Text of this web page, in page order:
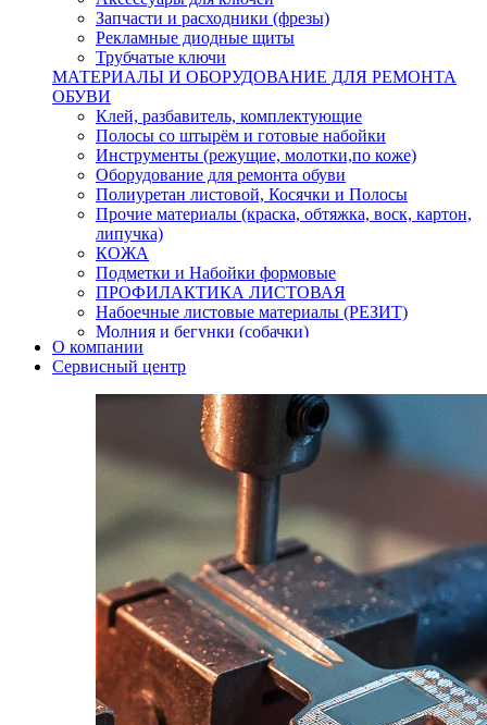
Запчасти и расходники (фрезы)
Рекламные диодные щиты
Трубчатые ключи
МАТЕРИАЛЫ И ОБОРУДОВАНИЕ ДЛЯ РЕМОНТА
ОБУВИ
Клей, разбавитель, комплектующие
Полосы со штырём и готовые набойки
Инструменты (режущие, молотки,по коже)
Оборудование для ремонта обуви
Полиуретан листовой, Косячки и Полосы
Прочие материалы (краска, обтяжка, воск, картон,
липучка)
КОЖА
Подметки и Набойки формовые
ПРОФИЛАКТИКА ЛИСТОВАЯ
Набоечные листовые материалы (РЕЗИТ)
Молния и бегунки (собачки)
Нитки,иглы-шило,крючки.
Уход и косметика для обуви
Кнопки (магнитые,кобурные)
Пряжки для ремня
О компании
Сервисный центр